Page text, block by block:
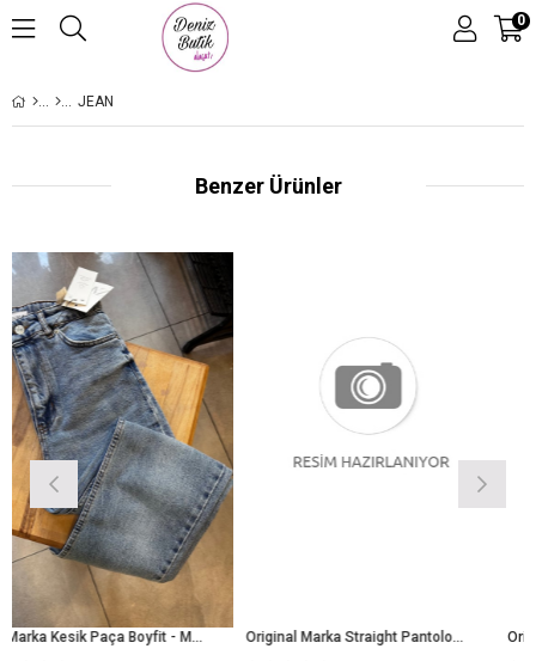
0
JEAN
Benzer Ürünler
Orj Marka Kesik Paça Boyfit - Mavi Original Marka Straight Pantolon - Kahverengi